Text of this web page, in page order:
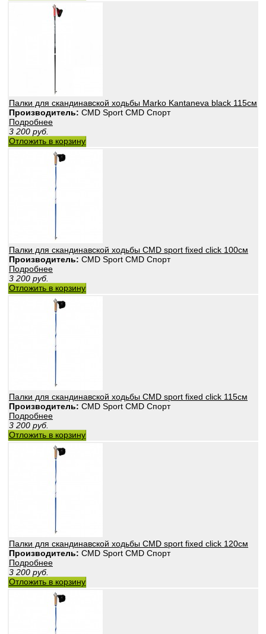
Палки для скандинавской ходьбы Marko Kantaneva black 115см
Производитель: CMD Sport CMD Спорт
Подробнее
3 200 руб.
Отложить в корзину
Палки для скандинавской ходьбы CMD sport fixed click 100см
Производитель: CMD Sport CMD Спорт
Подробнее
3 200 руб.
Отложить в корзину
Палки для скандинавской ходьбы CMD sport fixed click 115см
Производитель: CMD Sport CMD Спорт
Подробнее
3 200 руб.
Отложить в корзину
Палки для скандинавской ходьбы CMD sport fixed click 120см
Производитель: CMD Sport CMD Спорт
Подробнее
3 200 руб.
Отложить в корзину